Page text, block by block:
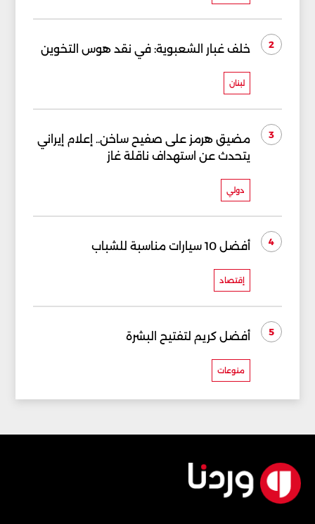
2 خلف غبار الشعبوية: في نقد هوس التخوين
لبنان
3
مضيق هرمز على صفيح ساخن.. إعلام إيراني
يتحدث عن استهداف ناقلة غاز
دولي
4 أفضل 10 سيارات مناسبة للشباب
إقتصاد
5 أفضل كريم لتفتيح البشرة
منوعات